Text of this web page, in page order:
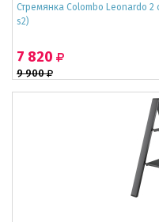
Стремянка Colombo Leonardo 2
s2)
9 900
7 820